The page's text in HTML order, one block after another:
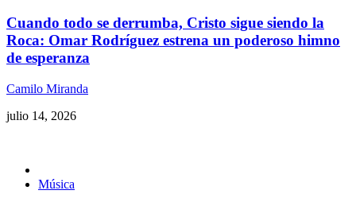
Cuando todo se derrumba, Cristo sigue siendo la
Roca: Omar Rodríguez estrena un poderoso himno
de esperanza
Camilo Miranda
julio 14, 2026
Música